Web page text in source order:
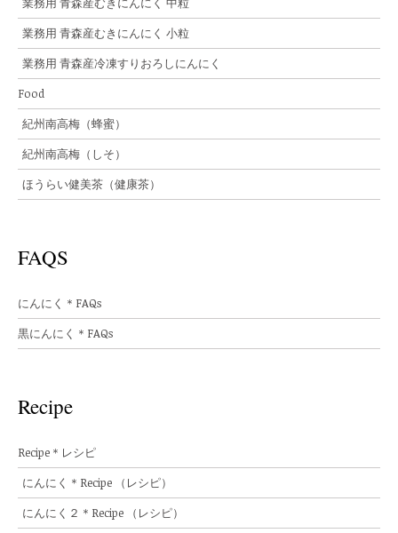
業務用 青森産むきにんにく 小粒
業務用 青森産冷凍すりおろしにんにく
Food
紀州南高梅（蜂蜜）
紀州南高梅（しそ）
ほうらい健美茶（健康茶）
FAQS
にんにく＊FAQs
黒にんにく＊FAQs
Recipe
Recipe＊レシピ
にんにく＊Recipe （レシピ）
にんにく２＊Recipe （レシピ）